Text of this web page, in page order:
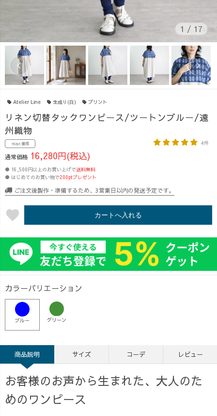
1 / 17
Atelier Line 生成り(白) プリント
リネン切替タックワンピース/ツートンブルー/遠
州織物
162pt 獲得 4件
通常価格 16,280円(税込)
● 16,500円以上のお買い上げで送料無料
● はじめてのお買い物で200ptプレゼント
ご注文後製作・準備するため、3営業日以内の発送予定です。
favorite カートへ入れる
カラーバリエーション
ブルー グリーン
商品説明 サイズ コーデ レビュー
お客様のお声から生まれた、大人のた
めのワンピース